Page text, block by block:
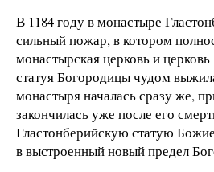
В 1184 году в монастыре
сильный пожар, в котором
монастырская церковь и
статуя Богородицы чудом
монастыря началась сразу же,
закончилась уже после его
Гластонберийскую статую
в выстроенный новый предел